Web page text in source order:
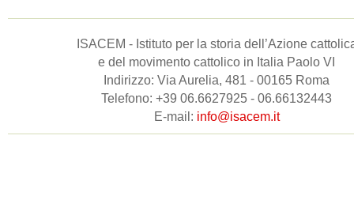
ISACEM - Istituto per la storia dell’Azione
e del movimento cattolico in Italia Paolo VI
Indirizzo: Via Aurelia, 481 - 00165 Roma
Telefono: +39 06.6627925 - 06.66132443
E-mail: info@isacem.it